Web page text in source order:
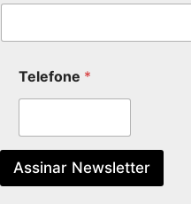
Telefone *
Assinar Newsletter